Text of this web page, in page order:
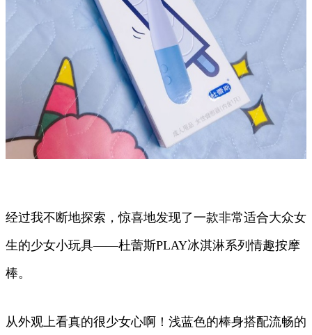
经过我不断地探索，惊喜地发现了一款非常适合大众女
生的少女小玩具——杜蕾斯PLAY冰淇淋系列情趣按摩
棒。
从外观上看真的很少女心啊！浅蓝色的棒身搭配流畅的